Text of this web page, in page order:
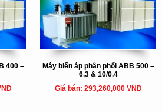
400 –
Máy biến áp phân phối ABB 500 –
6,3 & 10/0.4
Giá bán: 293,260,000 VNĐ